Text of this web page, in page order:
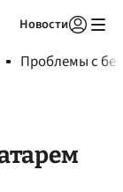
Новости
Проблемы с